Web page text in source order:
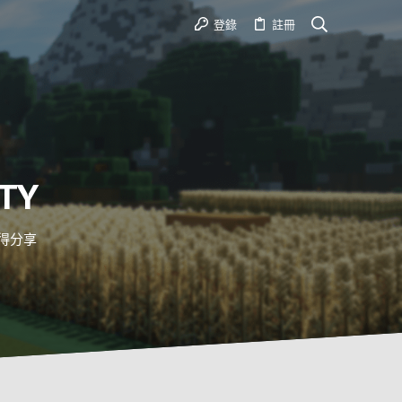
登錄 註冊
分享